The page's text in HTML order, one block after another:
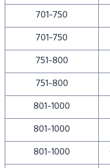
701-750
701-750
751-800
751-800
801-1000
801-1000
801-1000